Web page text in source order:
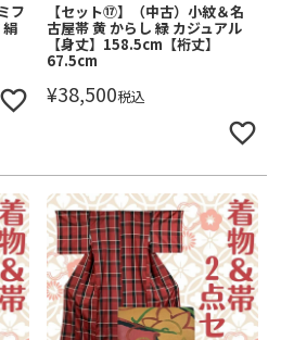
フ
絹
【セット⑰】（中古）小紋＆名
古屋帯 黄 からし 緑 カジュアル
【身丈】158.5cm【裄丈】
67.5cm
¥38,500税込